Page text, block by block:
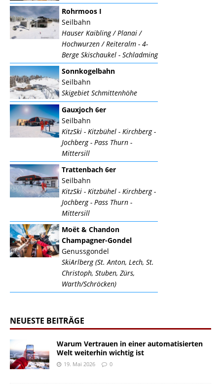
Rohrmoos I
Seilbahn
Hauser Kaibling / Planai /
Hochwurzen / Reiteralm - 4-
Berge Skischaukel - Schladming
Sonnkogelbahn
Seilbahn
Skigebiet Schmittenhöhe
Gauxjoch 6er
Seilbahn
KitzSki - Kitzbühel - Kirchberg -
Jochberg - Pass Thurn -
Mittersill
Trattenbach 6er
Seilbahn
KitzSki - Kitzbühel - Kirchberg -
Jochberg - Pass Thurn -
Mittersill
Moët & Chandon
Champagner-Gondel
Genussgondel
SkiArlberg (St. Anton, Lech, St.
Christoph, Stuben, Zürs,
Warth/Schröcken)
NEUESTE BEITRÄGE
Warum Vertrauen in einer automatisierten
Welt weiterhin wichtig ist
19. Mai 2026 0